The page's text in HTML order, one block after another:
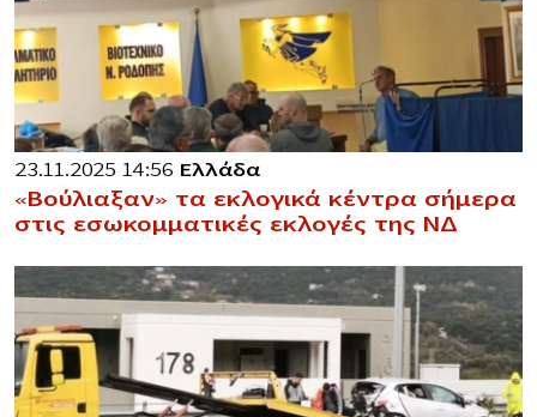
23.11.2025 14:56 Ελλάδα
«Βούλιαξαν» τα εκλογικά κέντρα σήμερα
στις εσωκομματικές εκλογές της ΝΔ